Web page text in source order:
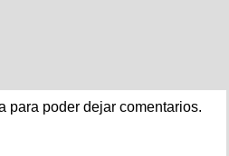
para poder dejar comentarios.